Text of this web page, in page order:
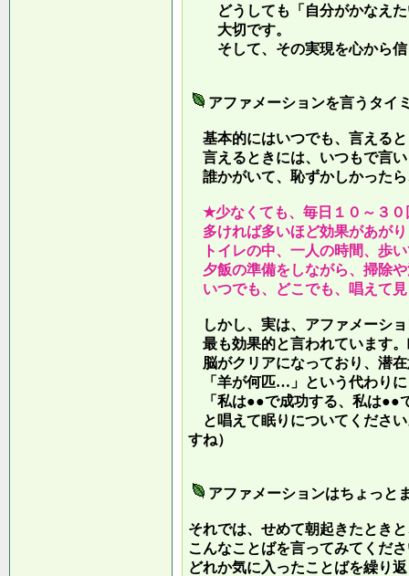
どうしても「自分がかなえた
大切です。
そして、その実現を心から信
アファメーションを言うタイ
基本的にはいつでも、言える
言えるときには、いつもで言
誰かがいて、恥ずかしかった
★少なくても、毎日１０～３０
多ければ多いほど効果があが
トイレの中、一人の時間、歩
夕飯の準備をしながら、掃除
いつでも、どこでも、唱えて
しかし、実は、アファメーシ
最も効果的と言われています
脳がクリアになっており、潜
「羊が何匹…」という代わりに
「私は●●で成功する、私は●●
と唱えて眠りについてくださ
すね）
アファメーションはちょっと
それでは、せめて朝起きたとき
こんなことばを言ってみてくだ
どれか気に入ったことばを繰り